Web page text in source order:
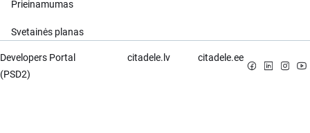
Prieinamumas
Svetainės planas
Developers Portal
(PSD2)
citadele.lv citadele.ee